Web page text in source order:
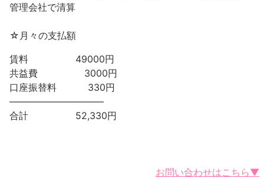
管理会社で清算
☆月々の支払額
賃料 49000円
共益費 3000円
口座振替料 330円
——————————
合計 52,330円
お問い合わせはこちら▼